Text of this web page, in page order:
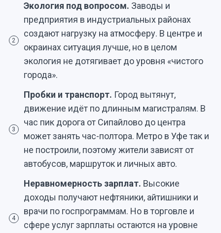
2
Экология под вопросом. Заводы и
предприятия в индустриальных районах
создают нагрузку на атмосферу. В центре и
окраинах ситуация лучше, но в целом
экология не дотягивает до уровня «чистого
города».
3
Пробки и транспорт. Город вытянут,
движение идёт по длинным магистралям. В
час пик дорога от Сипайлово до центра
может занять час-полтора. Метро в Уфе так и
не построили, поэтому жители зависят от
автобусов, маршруток и личных авто.
4
Неравномерность зарплат. Высокие
доходы получают нефтяники, айтишники и
врачи по госпрограммам. Но в торговле и
сфере услуг зарплаты остаются на уровне